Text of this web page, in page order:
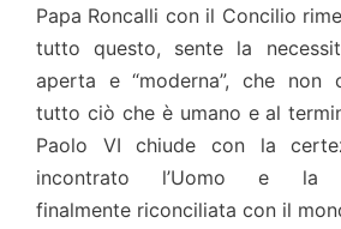
Papa Roncalli con il Concilio
tutto questo, sente la
aperta e “moderna”, che non
tutto ciò che è umano e al
Paolo VI chiude con la
incontrato l’Uomo e
finalmente riconciliata con il